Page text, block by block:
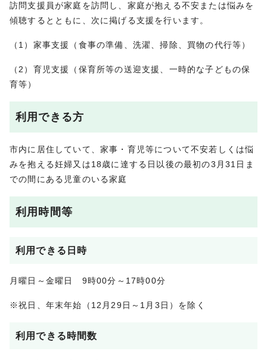
訪問支援員が家庭を訪問し、家庭が抱える不安または悩みを
傾聴するとともに、次に掲げる支援を行います。
（1）家事支援（食事の準備、洗濯、掃除、買物の代行等）
（2）育児支援（保育所等の送迎支援、一時的な子どもの保
育等）
利用できる方
市内に居住していて、家事・育児等について不安若しくは悩
みを抱える妊婦又は18歳に達する日以後の最初の3月31日ま
での間にある児童のいる家庭
利用時間等
利用できる日時
月曜日～金曜日 9時00分～17時00分
※祝日、年末年始（12月29日～1月3日）を除く
利用できる時間数